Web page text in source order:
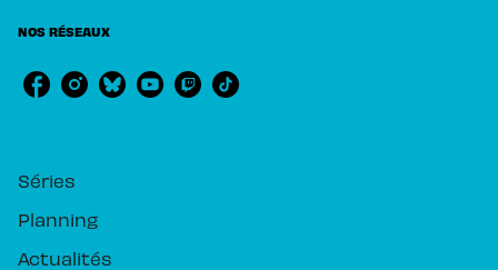
NOS RÉSEAUX
Séries
Planning
Actualités